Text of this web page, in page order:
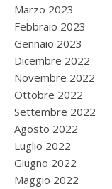
Marzo 2023
Febbraio 2023
Gennaio 2023
Dicembre 2022
Novembre 2022
Ottobre 2022
Settembre 2022
Agosto 2022
Luglio 2022
Giugno 2022
Maggio 2022